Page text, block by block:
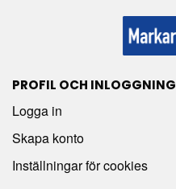
PROFIL OCH INLOGGNING
Logga in
Skapa konto
Inställningar för cookies